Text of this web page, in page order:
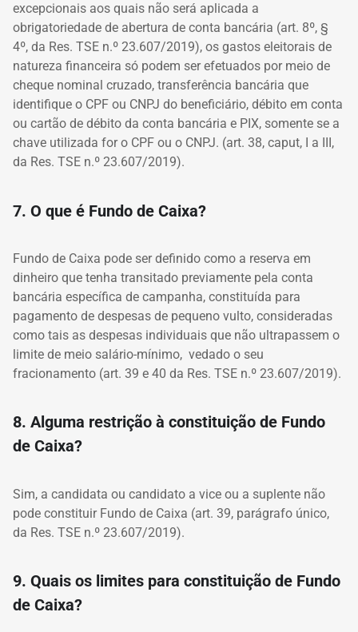
excepcionais aos quais não será aplicada a
obrigatoriedade de abertura de conta bancária (art. 8º, §
4º, da Res. TSE n.º 23.607/2019), os gastos eleitorais de
natureza financeira só podem ser efetuados por meio de
cheque nominal cruzado, transferência bancária que
identifique o CPF ou CNPJ do beneficiário, débito em conta
ou cartão de débito da conta bancária e PIX, somente se a
chave utilizada for o CPF ou o CNPJ. (art. 38, caput, I a III,
da Res. TSE n.º 23.607/2019).
7. O que é Fundo de Caixa?
Fundo de Caixa pode ser definido como a reserva em
dinheiro que tenha transitado previamente pela conta
bancária específica de campanha, constituída para
pagamento de despesas de pequeno vulto, consideradas
como tais as despesas individuais que não ultrapassem o
limite de meio salário-mínimo, vedado o seu
fracionamento (art. 39 e 40 da Res. TSE n.º 23.607/2019).
8. Alguma restrição à constituição de Fundo
de Caixa?
Sim, a candidata ou candidato a vice ou a suplente não
pode constituir Fundo de Caixa (art. 39, parágrafo único,
da Res. TSE n.º 23.607/2019).
9. Quais os limites para constituição de Fundo
de Caixa?